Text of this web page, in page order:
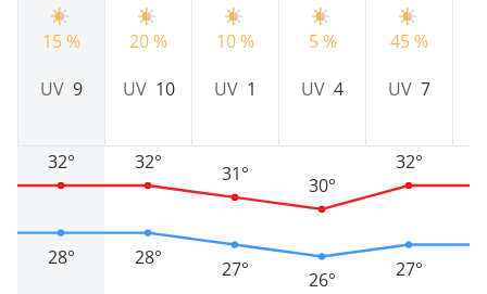
15 %
UV 9
28°
32°
20 %
UV 10
28°
32°
10 %
UV 1
27°
31°
5 %
UV 4
26°
30°
45 %
UV 7
27°
32°